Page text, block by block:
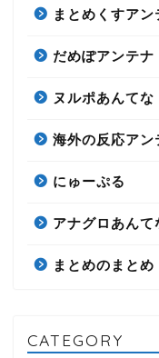
まとめくすアン
だめぽアンテナ
ヌルポあんてな
海外の反応アン
にゅーぷる
アナグロあんて
まとめのまとめ
CATEGORY